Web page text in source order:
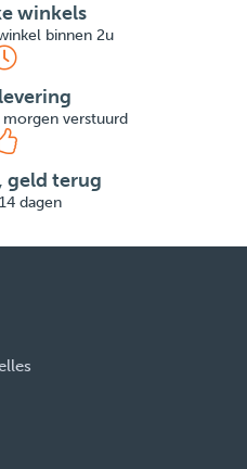
winkels
binnen 2u
morgen verstuurd
geld terug
dagen